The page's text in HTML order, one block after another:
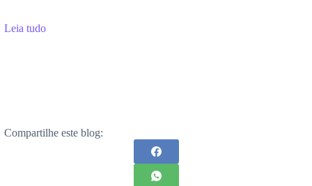
Leia tudo
Compartilhe este blog: